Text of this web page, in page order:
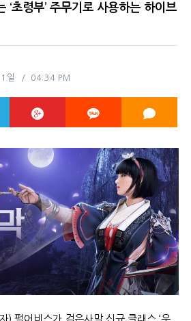
‘초령부’ 주무기로 사용하는 하이브
일 04:34 PM
) 펄어비스가 검은사막 신규 클래스 ‘우